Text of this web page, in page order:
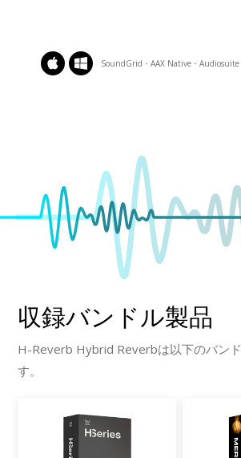
SoundGrid・AAX Native・
収録バンドル製品
H-Reverb Hybrid Reverbは以下のバン
す。